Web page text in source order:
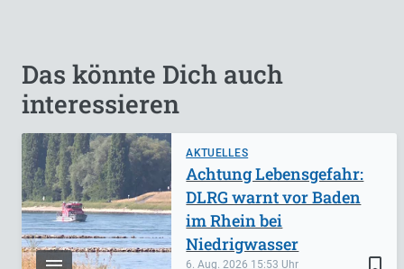
Das könnte Dich auch
interessieren
AKTUELLES
bookmark_border
6. Aug. 2026 15:53
Achtung Lebensgefahr:
DLRG warnt vor Baden
im Rhein bei
Niedrigwasser